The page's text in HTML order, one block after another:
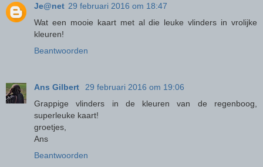
Je@net 29 februari 2016 om 18:47
Wat een mooie kaart met al die leuke vlinders in vrolijke
kleuren!
Beantwoorden
Ans Gilbert
29 februari 2016 om 19:06
Grappige vlinders in de kleuren van de regenboog,
superleuke kaart!
groetjes,
Ans
Beantwoorden